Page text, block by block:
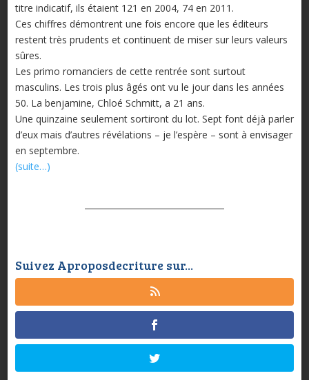
titre indicatif, ils étaient 121 en 2004, 74 en 2011.
Ces chiffres démontrent une fois encore que les éditeurs
restent très prudents et continuent de miser sur leurs valeurs
sûres.
Les primo romanciers de cette rentrée sont surtout
masculins. Les trois plus âgés ont vu le jour dans les années
50. La benjamine, Chloé Schmitt, a 21 ans.
Une quinzaine seulement sortiront du lot. Sept font déjà parler
d’eux mais d’autres révélations – je l’espère – sont à envisager
en septembre.
(suite…)
Suivez Aproposdecriture sur...